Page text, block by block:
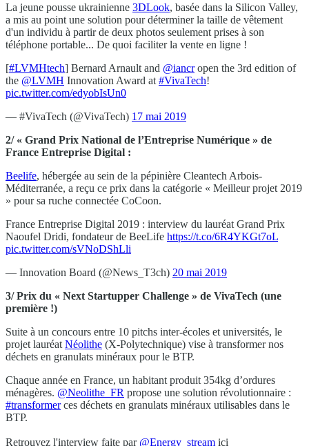
La jeune pousse ukrainienne 3DLook, basée dans la Silicon Valley,
a mis au point une solution pour déterminer la taille de vêtement
d'un individu à partir de deux photos seulement prises à son
téléphone portable... De quoi faciliter la vente en ligne !
[#LVMHtech] Bernard Arnault and @iancropen the 3rd edition of
the @LVMH Innovation Award at #VivaTech!
pic.twitter.com/edyobIsUn0
— #VivaTech (@VivaTech) 17 mai 2019
2/ « Grand Prix National de l’Entreprise Numérique » de
France Entreprise Digital :
Beelife, hébergée au sein de la pépinière Cleantech Arbois-
Méditerranée, a reçu ce prix dans la catégorie « Meilleur projet 2019
» pour sa ruche connectée CoCoon.
France Entreprise Digital 2019 : interview du lauréat Grand Prix
Naoufel Dridi, fondateur de BeeLife https://t.co/6R4YKGt7oL
pic.twitter.com/sVNoDShLli
— Innovation Board (@News_T3ch) 20 mai 2019
3/ Prix du « Next Startupper Challenge » de VivaTech (une
première !)
Suite à un concours entre 10 pitchs inter-écoles et universités, le
projet lauréat Néolithe (X-Polytechnique) vise à transformer nos
déchets en granulats minéraux pour le BTP.
Chaque année en France, un habitant produit 354kg d’ordures
ménagères. @Neolithe_FR propose une solution révolutionnaire :
#transformerces déchets en granulats minéraux utilisables dans le
BTP.
Retrouvez l'interview faite par @Energy_stream ici